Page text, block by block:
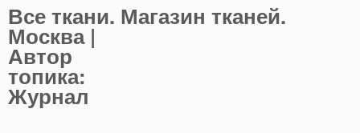
Все ткани. Магазин тканей.
Москва |
Автор
топика:
Журнал